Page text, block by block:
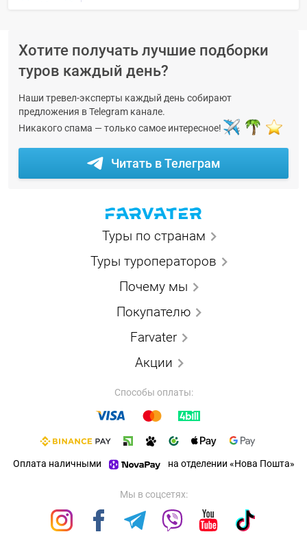
Хотите получать лучшие подборки
туров каждый день?
Наши тревел-эксперты каждый день собирают
предложения в Telegram канале.
Никакого спама — только самое интересное!
Читать в Телеграм
Туры по странам
Туры туроператоров
Почему мы
Покупателю
Farvater
Акции
Способы оплаты:
Оплата наличными на отделении «Нова Пошта»
Мы в соцсетях: